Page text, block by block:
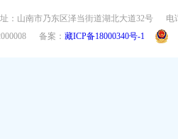
：山南市乃东区泽当街道湖北大道32号
电
备案： 藏ICP备18000340号-1